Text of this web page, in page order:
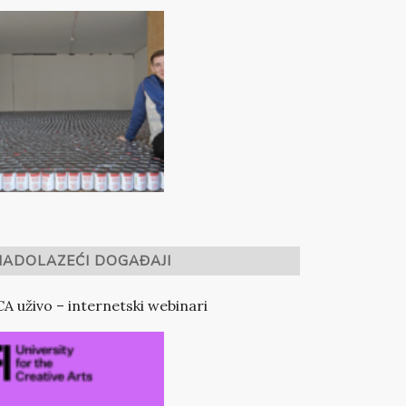
DOGAĐAJI
uživo – internetski webinari